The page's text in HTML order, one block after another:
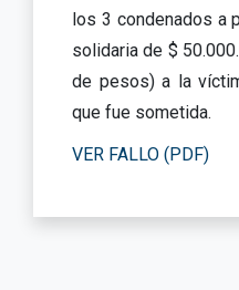
los 3 condenados a
solidaria de $
de pesos) a la
que fue sometida.
VER FALLO (PDF)